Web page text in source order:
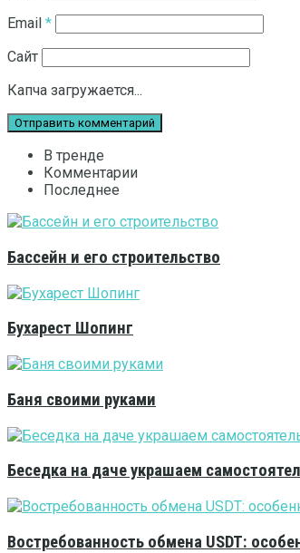
Email *
Сайт
Капча загружается...
В тренде
Комментарии
Последнее
Бассейн и его строительство
Бухарест Шопинг
Баня своими руками
Беседка на даче украшаем
Востребованность обмена USDT: